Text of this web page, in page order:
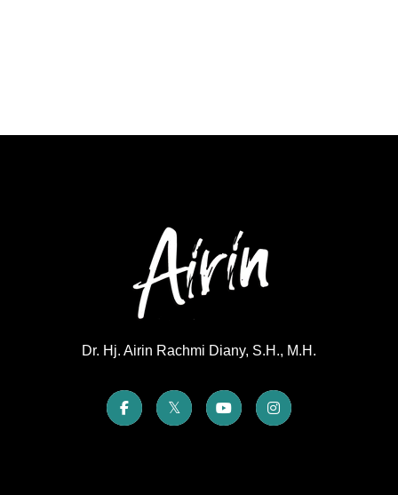
Dr. Hj. Airin Rachmi Diany, S.H., M.H.